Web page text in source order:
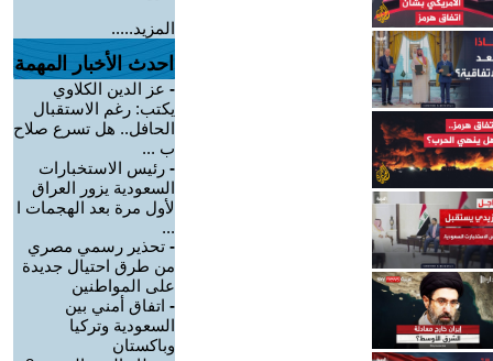
المزيد.....
احدث الأخبار المهمة
- عز الدين الكلاوي
يكتب: رغم الاستقبال
الحافل.. هل تسرع صلاح
ب ...
- رئيس الاستخبارات
السعودية يزور العراق
لأول مرة بعد الهجمات ا
...
- تحذير رسمي مصري
من طرق احتيال جديدة
على المواطنين
- اتفاق أمني بين
السعودية وتركيا
وباكستان